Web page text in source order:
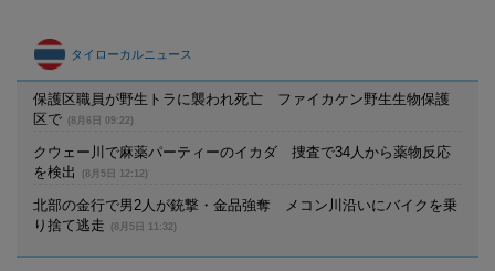
タイローカルニュース
保護区職員が野生トラに襲われ死亡 ファイカケン野生生物保護
区で
(8月6日 09:22)
クウェー川で麻薬パーティーのイカダ 捜査で34人から薬物反応
を検出
(8月5日 12:12)
北部の金行で男2人が銃撃・金品強奪 メコン川沿いにバイクを乗
り捨て逃走
(8月5日 11:32)